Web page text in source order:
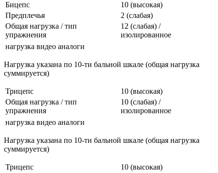
Бицепс
10 (высокая)
Предплечья
2 (слабая)
Общая нагрузка / тип
упражнения
12 (слабая) /
изолированное
нагрузка видео аналоги
Нагрузка указана по 10-ти бальной шкале (общая нагрузка
суммируется)
Трицепс
10 (высокая)
Общая нагрузка / тип
упражнения
10 (слабая) /
изолированное
нагрузка видео аналоги
Нагрузка указана по 10-ти бальной шкале (общая нагрузка
суммируется)
Трицепс
10 (высокая)